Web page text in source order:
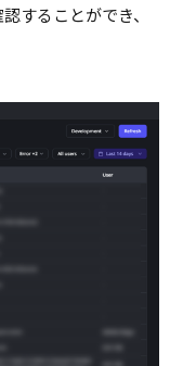
することができ、